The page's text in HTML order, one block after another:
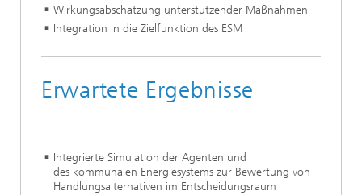
Wirkungsabschätzung unterstützender Maßnahmen
Integration in die Zielfunktion des ESM
Erwartete Ergebnisse
Integrierte Simulation der Agenten und
des kommunalen Energiesystems zur Bewertung von
Handlungsalternativen im Entscheidungsraum